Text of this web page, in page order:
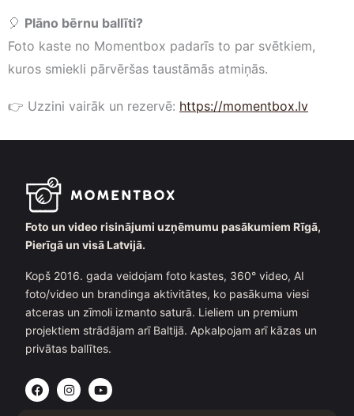
🎈 Plāno bērnu ballīti?
Foto kaste no Momentbox padarīs to par svētkiem,
kuros smiekli pārvēršas taustāmās atmiņās.
👉 Uzzini vairāk un rezervē: https://momentbox.lv
Foto un video risinājumi uzņēmumu pasākumiem Rīgā,
Pierīgā un visā Latvijā.
Kopš 2016. gada veidojam foto kastes, 360° video, AI
foto/video un brandinga aktivitātes, ko pasākuma viesi
atceras un zīmoli izmanto saturā. Lieliem un premium
projektiem strādājam arī Baltijā. Apkalpojam arī kāzas un
privātas ballītes.
F
a
c
I
n
s
Y
o
u